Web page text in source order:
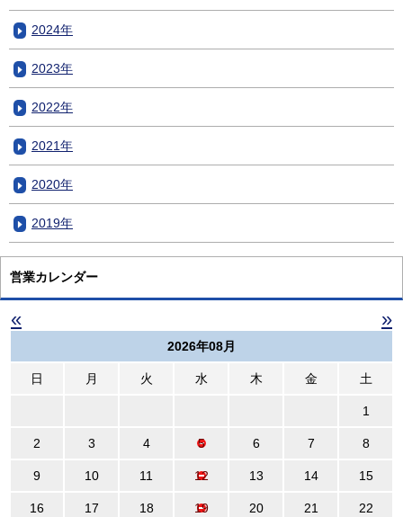
2024年
2023年
2022年
2021年
2020年
2019年
営業カレンダー
« »
2026年08月
日 月 火 水 木 金 土
1
2 3 4 5 6 7 8
9 10 11 12 13 14 15
16 17 18 19 20 21 22